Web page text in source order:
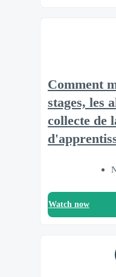
Comment
stages, les
collecte de
Watch now